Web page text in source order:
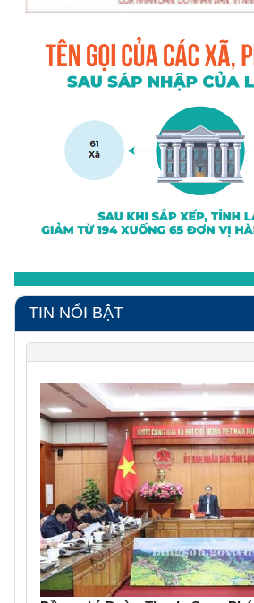
TIN NỔI BẬT